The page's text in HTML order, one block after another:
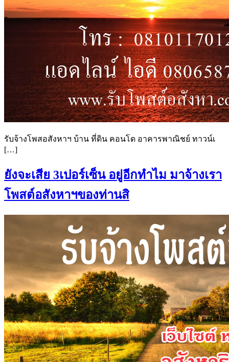
รับจ้างโพสอสังหาฯ บ้าน ที่ดิน คอนโด อาคารพาณิชย์ ทาวน์เ
[…]
ยังจะเสีย 3เปอร์เซ็น อยู่อีกทำไม มาจ้างเรา
โพสต์อสังหาฯของท่านสิ